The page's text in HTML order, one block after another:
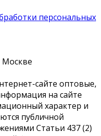
персональных
Москве
сайте оптовые,
на сайте
характер и
публичной
Статьи 437 (2)